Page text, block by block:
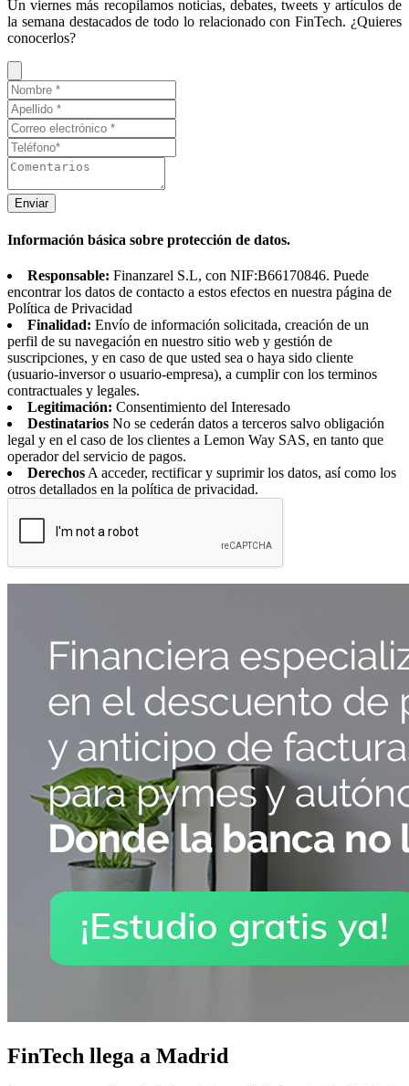
Un viernes más recopilamos noticias, debates, tweets y artículos de
la semana destacados de todo lo relacionado con FinTech. ¿Quieres
conocerlos?
Enviar
Información básica sobre protección de datos.
Responsable: Finanzarel S.L, con NIF:B66170846. Puede
encontrar los datos de contacto a estos efectos en nuestra página de
Política de Privacidad
Finalidad: Envío de información solicitada, creación de un
perfil de su navegación en nuestro sitio web y gestión de
suscripciones, y en caso de que usted sea o haya sido cliente
(usuario-inversor o usuario-empresa), a cumplir con los terminos
contractuales y legales.
Legitimación: Consentimiento del Interesado
Destinatarios No se cederán datos a terceros salvo obligación
legal y en el caso de los clientes a Lemon Way SAS, en tanto que
operador del servicio de pagos.
Derechos A acceder, rectificar y suprimir los datos, así como los
otros detallados en la política de privacidad.
FinTech llega a Madrid